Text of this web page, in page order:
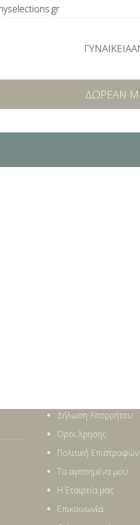
ΓΥΝΑΙΚΕΊΑ
ΔΩΡΕΑΝ
Δήλωση Απορρήτου
Όροι Χρήσης
Πολιτική Επιστροφών
Τα αγαπημένα μου
Η Εταιρεία μας
Επικοινωνία